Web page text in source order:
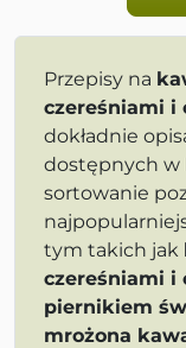
Przepisy na
czereśniami i
dokładnie
dostępnych w
sortowanie
tym takich jak
czereśniami i
piernikiem
mrożona